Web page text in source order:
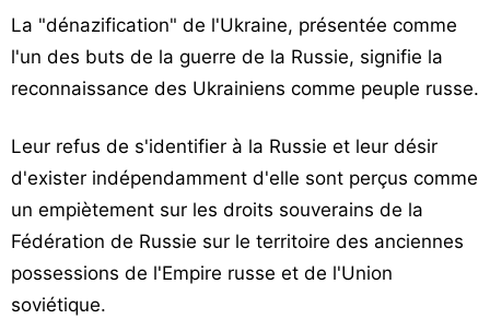
La "dénazification" de l'Ukraine, présentée comme
l'un des buts de la guerre de la Russie, signifie la
reconnaissance des Ukrainiens comme peuple russe.
Leur refus de s'identifier à la Russie et leur désir
d'exister indépendamment d'elle sont perçus comme
un empiètement sur les droits souverains de la
Fédération de Russie sur le territoire des anciennes
possessions de l'Empire russe et de l'Union
soviétique.